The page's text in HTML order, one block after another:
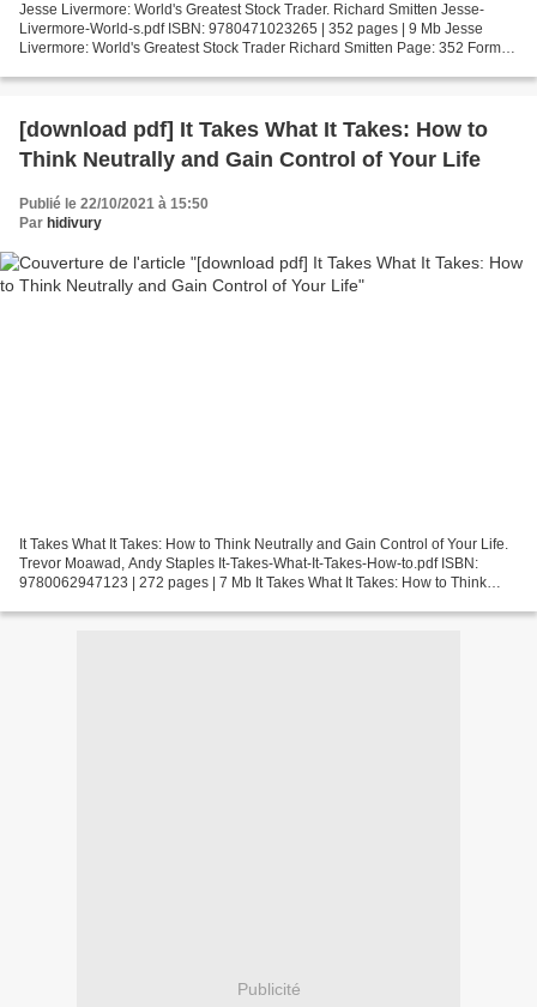
Jesse Livermore: World's Greatest Stock Trader. Richard Smitten Jesse-
Livermore-World-s.pdf ISBN: 9780471023265 | 352 pages | 9 Mb Jesse
Livermore: World's Greatest Stock Trader Richard Smitten Page: 352 Format:
[download pdf] It Takes What It Takes: How to
Think Neutrally and Gain Control of Your Life
Publié le 22/10/2021 à 15:50
Par hidivury
It Takes What It Takes: How to Think Neutrally and Gain Control of Your Life.
Trevor Moawad, Andy Staples It-Takes-What-It-Takes-How-to.pdf ISBN:
9780062947123 | 272 pages | 7 Mb It Takes What It Takes: How to Think
Publicité